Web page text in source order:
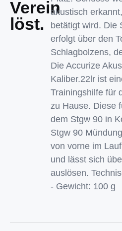
Verein
löst.
akustisch
betätigt wird. Die
erfolgt über den
Schlagbolzens,
Die Accurize
Kaliber.22lr ist
Trainingshilfe für
zu Hause. Diese
dem Stgw 90 in
Stgw 90
von vorne im
und lässt sich
auslösen.
- Gewicht: 100 g